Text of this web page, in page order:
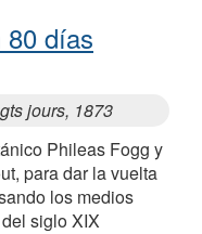
80 días
jours, 1873
Phileas Fogg y
para dar la vuelta
los medios
siglo XIX